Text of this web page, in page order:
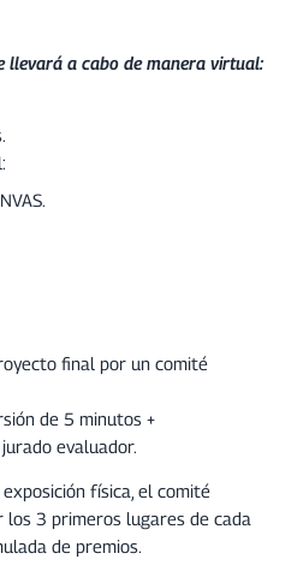
llevará a cabo de manera virtual:
final por un comité
de 5 minutos +
evaluador.
física, el comité
los 3 primeros lugares de cada
de premios.